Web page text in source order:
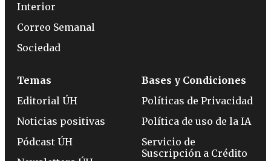
Interior
Correo Semanal
Sociedad
Temas
Editorial ÚH
Noticias positivas
Pódcast ÚH
Bases y Condiciones
Políticas de Privacidad
Política de uso de la IA
Servicio de
Suscripción a Crédito